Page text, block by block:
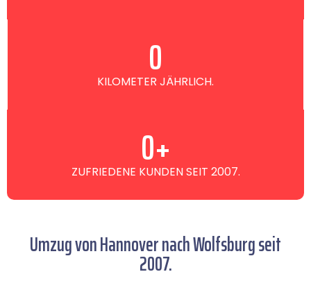
KILOMETER JÄHRLICH.
0
ZUFRIEDENE KUNDEN SEIT 2007.
0+
Umzug von Hannover nach Wolfsburg seit
2007.